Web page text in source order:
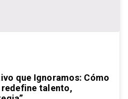
que Ignoramos: Cómo
talento,